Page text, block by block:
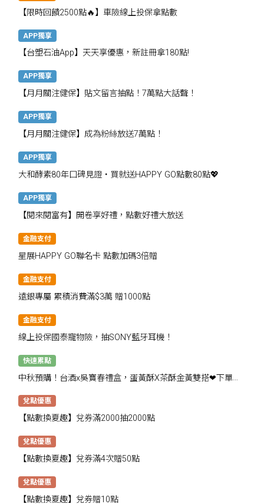
【限時回饋2500點🔥】車險線上投保拿點數
APP獨享
【台塑石油App】天天享優惠，新註冊拿180點!
APP獨享
【月月關注健保】貼文留言抽點！7萬點大話聲！
APP獨享
【月月關注健保】成為粉絲放送7萬點！
APP獨享
大和酵素80年口碑見證・買就送HAPPY GO點數80點💖
APP獨享
【閱來閱富有】開卷享好禮，點數好禮大放送
金融支付
星展HAPPY GO聯名卡 點數加碼3倍贈
金融支付
遠銀專屬 累積消費滿$3萬 贈1000點
金融支付
線上投保國泰寵物險，抽SONY藍牙耳機！
快速累點
中秋預購！台酒x吳寶春禮盒，蛋黃酥X茶酥金黃雙搭❤下單抽
兌點優惠
【點數換夏趣】兌券滿2000抽2000點
兌點優惠
【點數換夏趣】兌券滿4次贈50點
兌點優惠
【點數換夏趣】兌券贈10點